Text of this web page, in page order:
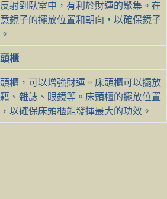
射到臥室中，有利於財運的聚集。在
鏡子的擺放位置和朝向，以確保鏡子
櫃
櫃，可以增強財運。床頭櫃可以擺放
、雜誌、眼鏡等。床頭櫃的擺放位置
以確保床頭櫃能發揮最大的功效。